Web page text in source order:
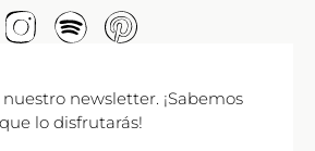
newsletter. ¡Sabemos
que lo disfrutarás!